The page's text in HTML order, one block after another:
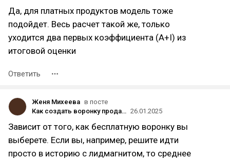
Да, для платных продуктов модель тоже
подойдет. Весь расчет такой же, только
уходится два первых коэффициента (A+I) из
итоговой оценки
Ответить
Женя Михеева в посте
Как создать воронку продаж с помощью вебинаров и спецпроектов? 26.01.2025
Зависит от того, как бесплатную воронку вы
выберете. Если вы, например, решите идти
просто в историю с лидмагнитом, то среднее